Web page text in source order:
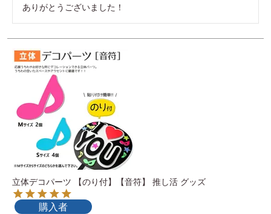
ありがとうございました！
立体デコパーツ 【のり付】【音符】 推し活 グッズ
購入者